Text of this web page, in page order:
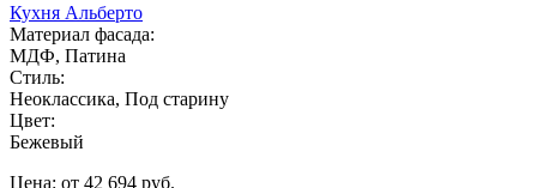
Кухня Альберто
Материал фасада:
МДФ, Патина
Стиль:
Неоклассика, Под старину
Цвет:
Бежевый
Цена: от 42 694 руб.